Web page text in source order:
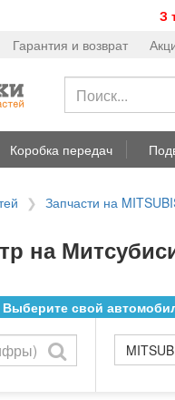
З
Гарантия и возврат
Коробка передач
Запчасти на
на
Выберите свой